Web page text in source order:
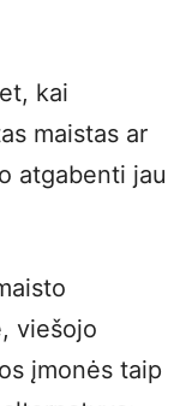
kai
maistas ar
atgabenti jau
viešojo
įmonės taip